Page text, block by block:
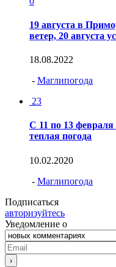
19 августа в
ветер, 20 августа
18.08.2022
- Маглипогода
23
С 11 по 13
теплая погода
10.02.2020
- Маглипогода
Подписаться
авторизуйтесь
Уведомление о